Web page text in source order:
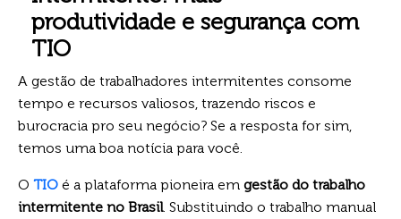
produtividade e segurança com
TIO
A gestão de trabalhadores intermitentes consome
tempo e recursos valiosos, trazendo riscos e
burocracia pro seu negócio? Se a resposta for sim,
temos uma boa notícia para você.
O TIO é a plataforma pioneira em gestão do trabalho
intermitente no Brasil. Substituindo o trabalho manual